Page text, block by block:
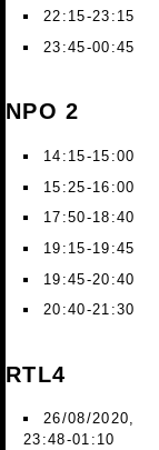
22:15-23:15
23:45-00:45
NPO 2
14:15-15:00
15:25-16:00
17:50-18:40
19:15-19:45
19:45-20:40
20:40-21:30
RTL4
26/08/2020,
23:48-01:10